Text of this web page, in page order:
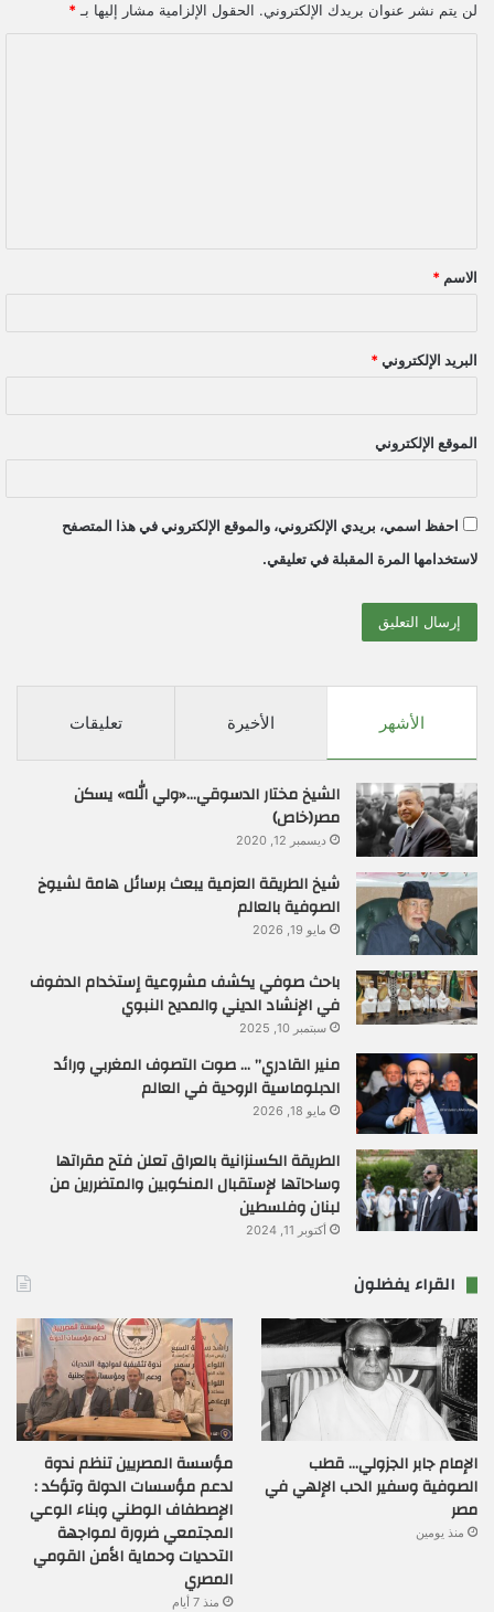
لن يتم نشر عنوان بريدك الإلكتروني. الحقول الإلزامية مشار إليها بـ *
ق
*
الاسم *
البريد الإلكتروني *
الموقع الإلكتروني
احفظ اسمي، بريدي الإلكتروني، والموقع الإلكتروني في هذا المتصفح
لاستخدامها المرة المقبلة في تعليقي.
الأشهر الأخيرة تعليقات
الشيخ مختار الدسوقي…«ولي الله» يسكن
مصر(خاص)
ديسمبر 12, 2020
شيخ الطريقة العزمية يبعث برسائل هامة لشيوخ
الصوفية بالعالم
مايو 19, 2026
باحث صوفي يكشف مشروعية إستخدام الدفوف
في الإنشاد الديني والمديح النبوي
سبتمبر 10, 2025
منير القادري” … صوت التصوف المغربي ورائد
الدبلوماسية الروحية في العالم
مايو 18, 2026
الطريقة الكسنزانية بالعراق تعلن فتح مقراتها
وساحاتها لإستقبال المنكوبين والمتضررين من
لبنان وفلسطين
أكتوبر 11, 2024
القراء يفضلون
الإمام جابر الجزولي… قطب
الصوفية وسفير الحب الإلهي في
مصر
منذ يومين
مؤسسة المصريين تنظم ندوة
لدعم مؤسسات الدولة وتؤكد :
الإصطفاف الوطني وبناء الوعي
المجتمعي ضرورة لمواجهة
التحديات وحماية الأمن القومي
المصري
منذ 7 أيام